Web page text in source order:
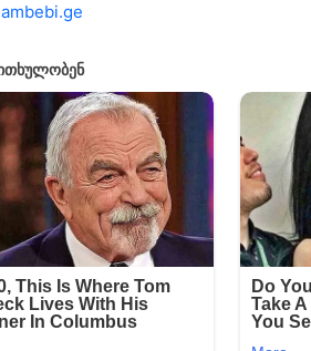
ambebi.ge